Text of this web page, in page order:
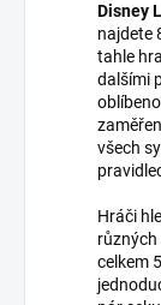
Disney
najdete
tahle
dalšími
všech
Hráči
různých
celkem